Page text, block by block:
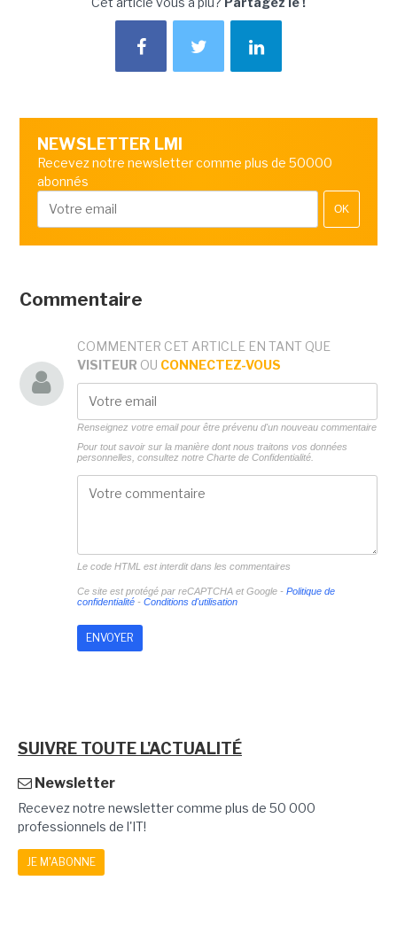
NEWSLETTER LMI
Recevez notre newsletter comme plus de 50000
abonnés
OK
Commentaire
COMMENTER CET ARTICLE EN TANT QUE
VISITEUR OU CONNECTEZ-VOUS
Renseignez votre email pour être prévenu d'un nouveau commentaire
Pour tout savoir sur la manière dont nous traitons vos données
personnelles, consultez notre Charte de Confidentialité.
Le code HTML est interdit dans les commentaires
Ce site est protégé par reCAPTCHA et Google - Politique de
confidentialité- Conditions d'utilisation
SUIVRE TOUTE L'ACTUALITÉ
Newsletter
Recevez notre newsletter comme plus de 50 000
professionnels de l'IT!
JE M'ABONNE